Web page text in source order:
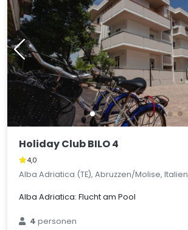
Holiday Club BILO 4
4,0
Alba Adriatica (TE), Abruzzen/Molise, Italien
Alba Adriatica: Flucht am Pool
4personen